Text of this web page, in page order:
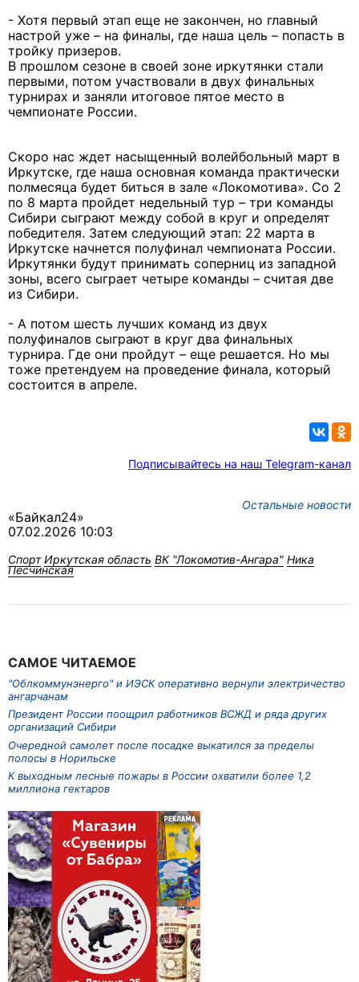
- Хотя первый этап еще не закончен, но главный
настрой уже – на финалы, где наша цель – попасть в
тройку призеров.
В прошлом сезоне в своей зоне иркутянки стали
первыми, потом участвовали в двух финальных
турнирах и заняли итоговое пятое место в
чемпионате России.
Скоро нас ждет насыщенный волейбольный март в
Иркутске, где наша основная команда практически
полмесяца будет биться в зале «Локомотива». Со 2
по 8 марта пройдет недельный тур – три команды
Сибири сыграют между собой в круг и определят
победителя. Затем следующий этап: 22 марта в
Иркутске начнется полуфинал чемпионата России.
Иркутянки будут принимать соперниц из западной
зоны, всего сыграет четыре команды – считая две
из Сибири.
- А потом шесть лучших команд из двух
полуфиналов сыграют в круг два финальных
турнира. Где они пройдут – еще решается. Но мы
тоже претендуем на проведение финала, который
состоится в апреле.
Подписывайтесь на наш Telegram-канал
Остальные новости
«Байкал24»
07.02.2026 10:03
Спорт Иркутская область ВК "Локомотив-Ангара" Ника
Песчинская
САМОЕ ЧИТАЕМОЕ
"Облкоммунэнерго" и ИЭСК оперативно вернули электричество
ангарчанам
Президент России поощрил работников ВСЖД и ряда других
организаций Сибири
Очередной самолет после посадке выкатился за пределы
полосы в Норильске
К выходным лесные пожары в России охватили более 1,2
миллиона гектаров